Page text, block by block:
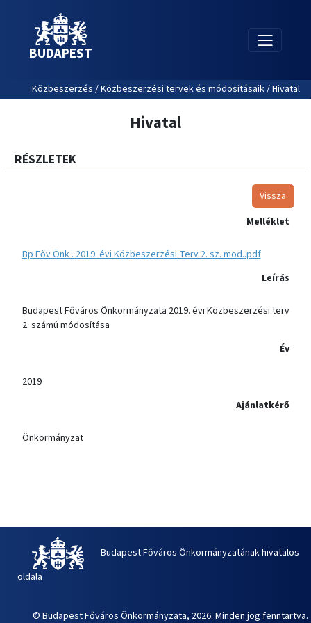
BUDAPEST
Közbeszerzés / Közbeszerzési tervek és módosításaik / Hivatal
Hivatal
RÉSZLETEK
Vissza
Melléklet
Bp Főv Önk . 2019. évi Közbeszerzési Terv 2. sz. mod..pdf
Leírás
Budapest Főváros Önkormányzata 2019. évi Közbeszerzési terv
2. számú módosítása
Év
2019
Ajánlatkérő
Önkormányzat
Budapest Főváros Önkormányzatának hivatalos
oldala
© Budapest Főváros Önkormányzata, 2026. Minden jog fenntartva.